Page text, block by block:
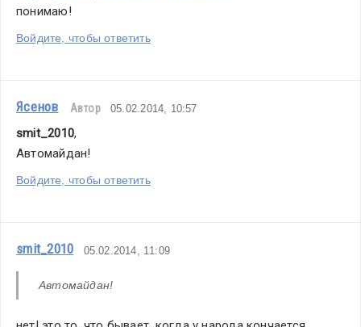
понимаю!
Войдите, чтобы ответить
Ясенов Автор 05.02.2014, 10:57
smit_2010,
Автомайдан!
Войдите, чтобы ответить
smit_2010 05.02.2014, 11:09
Автомайдан!